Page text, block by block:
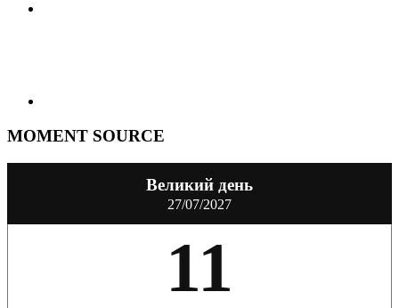
MOMENT SOURCE
Великий день
27/07/2027
11